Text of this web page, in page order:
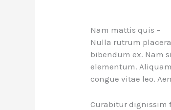
Nam mattis quis –
Nulla rutrum
bibendum ex. Nam
elementum.
congue vitae leo.
Curabitur dignissim